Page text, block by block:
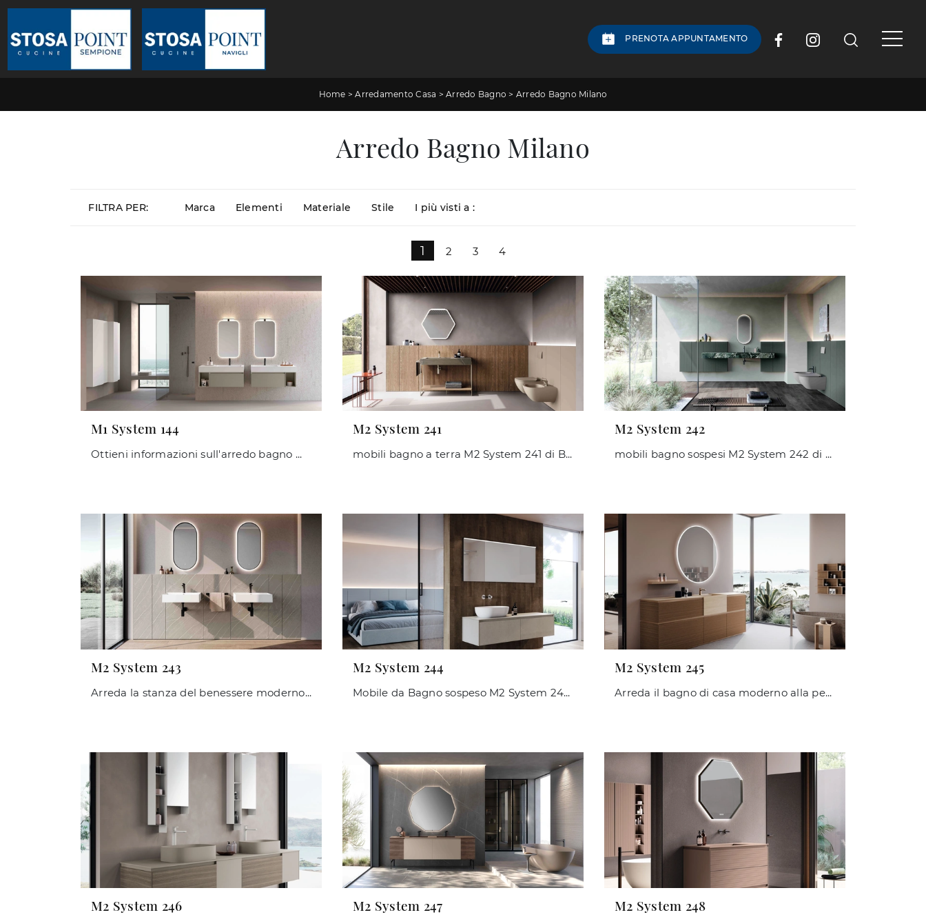
PRENOTA APPUNTAMENTO
Home >Arredamento Casa > Arredo Bagno > Arredo Bagno Milano
Arredo Bagno Milano
FILTRA PER: Marca Elementi Materiale Stile I più visti a :
1 2 3 4
M1 System 144
Ottieni informazioni sull'arredo bagno moderno: mobili bagno sospesi in laccato opaco come il modello M1 System 144 di Baxar ti aspettano.
M2 System 241
mobili bagno a terra M2 System 241 di Baxar: scopri l'Arredo Bagno in legno design e arreda il tuo bagno.
M2 System 242
mobili bagno sospesi M2 System 242 di Baxar: scopri l'Arredo Bagno in laccato opaco design e arreda la stanza del benessere.
M2 System 243
Arreda la stanza del benessere moderno alla perfezione con M2 System 243, mobili bagno a terra e complementi in HPL di Baxar.
M2 System 244
Mobile da Bagno sospeso M2 System 244 di Baxar: clicca e scopri di più su mobili bagno sospesi in melaminico e accessori del marchio.
M2 System 245
Arreda il bagno di casa moderno alla perfezione con M2 System 245, mobili bagno a terra e accessori in melaminico di Baxar.
M2 System 246 M2 System 247 M2 System 248